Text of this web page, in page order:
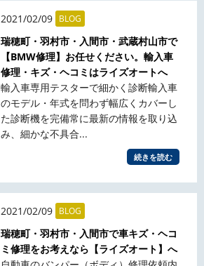
2021/02/09 BLOG
瑞穂町・羽村市・入間市・武蔵村山市で
【BMW修理】お任せください。輸入車
修理・キズ・ヘコミはライズオートへ
輸入車専用テスターで細かく診断輸入車
のモデル・年式を問わず幅広くカバーし
た診断機を完備常に最新の情報を取り込
み、細かな不具合...
続きを読む
2021/02/09 BLOG
瑞穂町・羽村市・入間市で車キズ・ヘコ
ミ修理をお考えなら【ライズオート】へ